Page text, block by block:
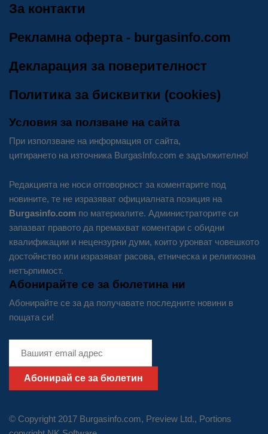
За контакти
Рекламна оферта - burgasinfo.com
Декларация за поверителност
Политика за бисквитки (cookies)
Условия за ползване на сайта
При използване на информация от сайта,
цитирането на източника BurgasInfo.com е задължително!
Редакцията не носи отговорност за коментарите под
новините, те не изразяват официалната позиция на
Burgasinfo.com по материалите. Администраторите си
запазват правото да премахват коментари с обидни
квалификации и нецензурни думи, които уронват човешкото
достойнство или изразяват расова, етническа и религиозна
нетърпимост.
Абонирайте се за бюлетина ни
Абонирайте се за да получавате последните новини в
пощата си!
Абонирай се за бюлетин
© Copyright 2017 Burgasinfo.com, Preview Ltd., Portions